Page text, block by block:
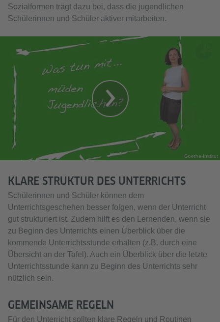
Sozialformen trägt dazu bei, dass die jugendlichen
Schülerinnen und Schüler aktiver mitarbeiten.
Goethe-Institut
KLARE STRUKTUR DES UNTERRICHTS
Schülerinnen und Schüler können dem
Unterrichtsgeschehen besser folgen, wenn der Unterricht
gut strukturiert ist. Zudem hilft es den Lernenden, wenn sie
zu Beginn des Unterrichts einen Überblick über die
kommende Unterrichtsstunde erhalten (z.B. durch eine
Übersicht an der Tafel). Auch ein Überblick über die letzte
Unterrichtsstunde kann zu Beginn des Unterrichts sehr
nützlich sein.
GEMEINSAME REGELN
Für den Unterricht sollten klare Regeln und Routinen